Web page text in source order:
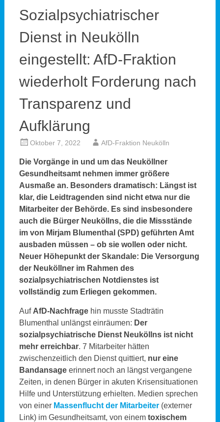
Sozialpsychiatrischer
Dienst in Neukölln
eingestellt: AfD-Fraktion
wiederholt Forderung nach
Transparenz und
Aufklärung
Oktober 7, 2022 AfD-Fraktion Neukölln
Die Vorgänge in und um das Neuköllner
Gesundheitsamt nehmen immer größere
Ausmaße an. Besonders dramatisch: Längst ist
klar, die Leidtragenden sind nicht etwa nur die
Mitarbeiter der Behörde. Es sind insbesondere
auch die Bürger Neuköllns, die die Missstände
im von Mirjam Blumenthal (SPD) geführten Amt
ausbaden müssen – ob sie wollen oder nicht.
Neuer Höhepunkt der Skandale: Die Versorgung
der Neuköllner im Rahmen des
sozialpsychiatrischen Notdienstes ist
vollständig zum Erliegen gekommen.
Auf AfD-Nachfragehin musste Stadträtin
Blumenthal unlängst einräumen: Der
sozialpsychiatrische Dienst Neuköllns ist nicht
mehr erreichbar. 7 Mitarbeiter hätten
zwischenzeitlich den Dienst quittiert, nur eine
Bandansageerinnert noch an längst vergangene
Zeiten, in denen Bürger in akuten Krisensituationen
Hilfe und Unterstützung erhielten. Medien sprechen
von einer Massenflucht der Mitarbeiter(externer
Link) im Gesundheitsamt, von einem toxischem